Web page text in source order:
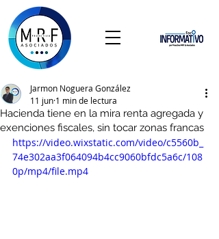
Hacienda tiene en la mira renta agregada y
exenciones fiscales, sin tocar zonas francas
Jarmon Noguera González
11 jun 1 min de lectura
https://video.wixstatic.com/video/c5560b_
74e302aa3f064094b4cc9060bfdc5a6c/108
0p/mp4/file.mp4